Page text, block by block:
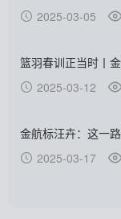
2025-03-05
篮羽春训正当时丨
2025-03-12
金航标汪卉：这一
2025-03-17